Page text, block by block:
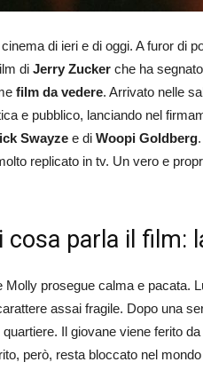
di ieri e di oggi. A furor di
di Jerry Zucker che ha
film da vedere. Arrivato nelle
e pubblico, lanciando nel
Swayze e di Woopi Goldberg
replicato in tv. Un vero e
cosa parla il film:
Molly prosegue calma e pacata.
assai fragile. Dopo una
quartiere. Il giovane viene ferito
però, resta bloccato nel